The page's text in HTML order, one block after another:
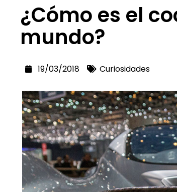
¿Cómo es el
mundo?
19/03/2018 Curiosidades